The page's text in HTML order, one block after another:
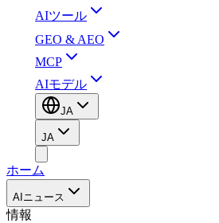
AIツール
GEO & AEO
MCP
AIモデル
JA
JA
ホーム
AIニュース
情報